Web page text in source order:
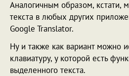
Аналогичным образом, кстати,
текста в любых других
Google Translator.
Ну и также как вариант можно
клавиатуру, у которой есть
выделенного текста.